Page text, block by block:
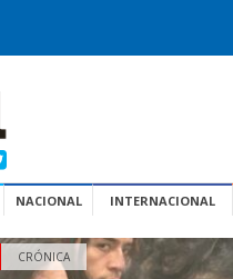
NACIONAL INTERNACIONAL
CRÓNICA